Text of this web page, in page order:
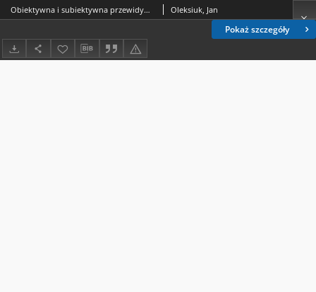
Pokaż szczegóły
Obiektywna i subiektywna przewidywalność skutku – glosa do wyroku Sądu Najwyższego z dnia 2 kwietnia 2025 r., I KK 410/24 Oleksiuk, Jan